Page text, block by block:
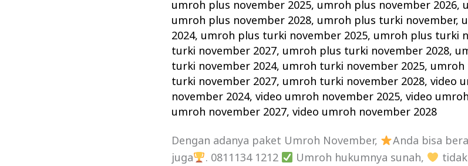
umroh plus november 2025, umroh plus november 2026,
umroh plus november 2028, umroh plus turki november,
2024, umroh plus turki november 2025, umroh plus turki
turki november 2027, umroh plus turki november 2028,
turki november 2024, umroh turki november 2025, umroh
turki november 2027, umroh turki november 2028,video
november 2024,video umroh november 2025,video
umroh november 2027,video umroh november 2028
Dengan adanya paket Umroh November,
Anda bisa
juga
. 0811134 1212 Umroh hukumnya sunah,